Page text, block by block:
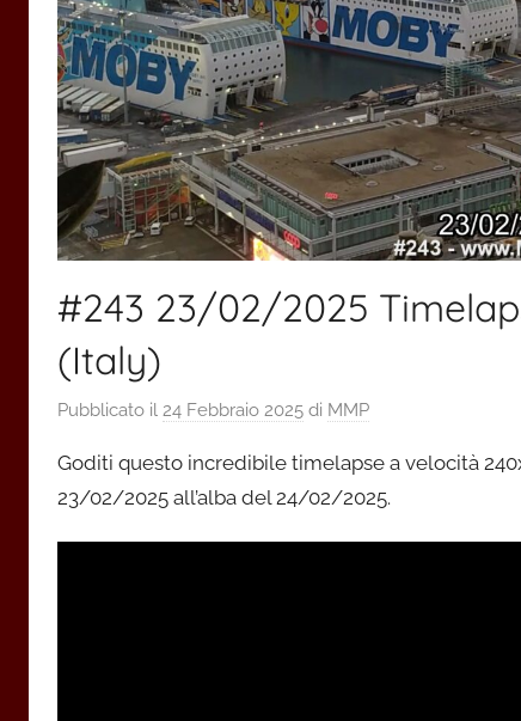
#243 23/02/2025
(Italy)
Pubblicato il 24 Febbraio 2025 di MMP
Goditi questo incredibile timelapse a velocità
23/02/2025 all’alba del 24/02/2025.